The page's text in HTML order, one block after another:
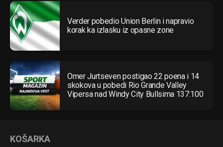
Verder pobedio Union Berlin i napravio
korak ka izlasku iz opasne zone
Omer Jurtseven postigao 22 poena i 14
skokova u pobedi Rio Grande Valley
Vipersa nad Windy City Bullsima 137:100
KOŠARKA